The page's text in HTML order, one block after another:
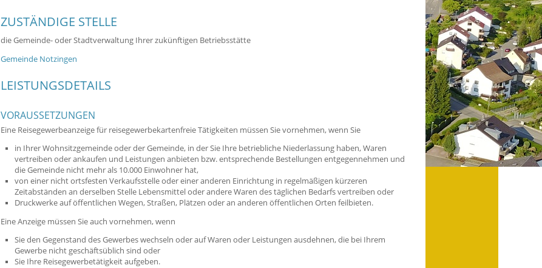
ZUSTÄNDIGE STELLE
die Gemeinde- oder Stadtverwaltung Ihrer zukünftigen Betriebsstätte
Gemeinde Notzingen
LEISTUNGSDETAILS
VORAUSSETZUNGEN
Eine Reisegewerbeanzeige für reisegewerbekartenfreie Tätigkeiten müssen Sie vornehmen, wenn Sie
in Ihrer Wohnsitzgemeinde oder der Gemeinde, in der Sie Ihre betriebliche Niederlassung haben, Waren
vertreiben oder ankaufen und Leistungen anbieten bzw. entsprechende Bestellungen entgegennehmen und
die Gemeinde nicht mehr als 10.000 Einwohner hat,
von einer nicht ortsfesten Verkaufsstelle oder einer anderen Einrichtung in regelmäßigen kürzeren
Zeitabständen an derselben Stelle Lebensmittel oder andere Waren des täglichen Bedarfs vertreiben oder
Druckwerke auf öffentlichen Wegen, Straßen, Plätzen oder an anderen öffentlichen Orten feilbieten.
Eine Anzeige müssen Sie auch vornehmen, wenn
Sie den Gegenstand des Gewerbes wechseln oder auf Waren oder Leistungen ausdehnen, die bei Ihrem
Gewerbe nicht geschäftsüblich sind oder
Sie Ihre Reisegewerbetätigkeit aufgeben.